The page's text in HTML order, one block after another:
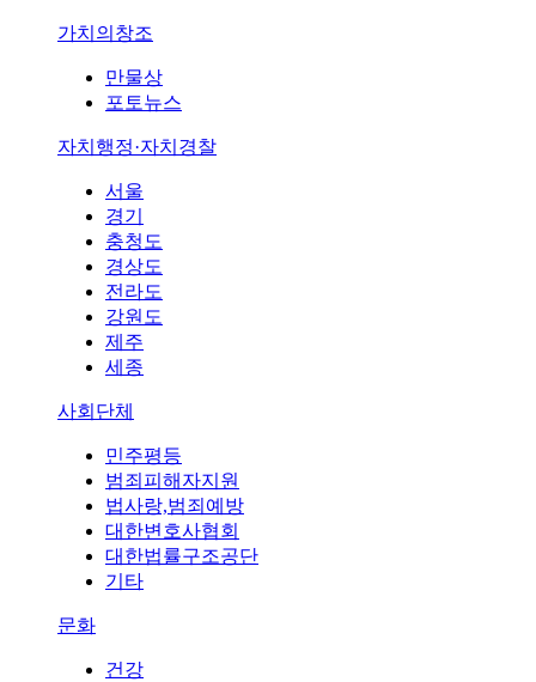
가치의창조
만물상
포토뉴스
자치행정·자치경찰
서울
경기
충청도
경상도
전라도
강원도
제주
세종
사회단체
민주평등
범죄피해자지원
법사랑,범죄예방
대한변호사협회
대한법률구조공단
기타
문화
건강